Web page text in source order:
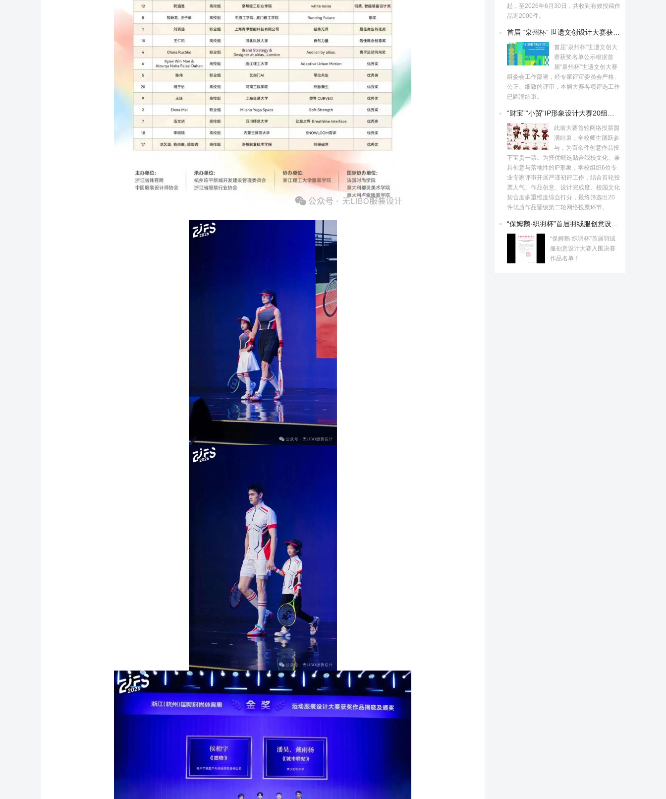
起，至2026年6月30日，共收到有效投稿作
品近2000件。
首届“泉州杯”世遗文创大
赛获奖名单公示根据首
届“泉州杯”世遗文创大赛
组委会工作部署，经专家评审委员会严格、
公正、细致的评审，本届大赛各项评选工作
已圆满结束。
此前大赛首轮网络投票圆
满结束，全校师生踊跃参
与，为百余件创意作品投
下宝贵一票。为择优甄选贴合我校文化、兼
具创意与落地性的IP形象，学校组织6位专
业专家评审开展严谨初评工作，结合首轮投
票人气、作品创意、设计完成度、校园文化
契合度多重维度综合打分，最终筛选出20
件优质作品晋级第二轮网络投票环节。
“保姆鹅·织羽杯”首届羽绒
服创意设计大赛入围决赛
作品名单！